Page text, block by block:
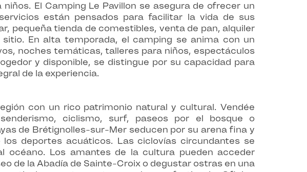
El Camping Le Pavillon se asegura de ofrecer un
están pensados para facilitar la vida de sus
pequeña tienda de comestibles, venta de pan, alquiler
En alta temporada, el camping se anima con un
noches temáticas, talleres para niños, espectáculos
y disponible, se distingue por su capacidad para
de la experiencia.
con un rico patrimonio natural y cultural. Vendée
ciclismo, surf, paseos por el bosque o
de Brétignolles-sur-Mer seducen por su arena fina y
deportes acuáticos. Las ciclovías circundantes se
Los amantes de la cultura pueden acceder
de la Abadía de Sainte-Croix o degustar ostras en una